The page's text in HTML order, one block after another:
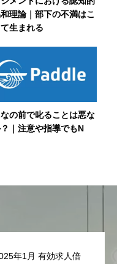
理論｜部下の不満はこ
生まれる
の前で叱ることは悪な
｜注意や指導でもN
年1月 有効求人倍